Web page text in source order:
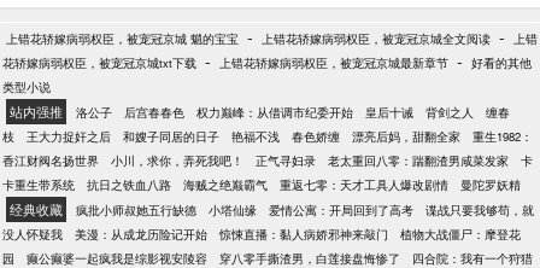
上错花轿嫁病弱权臣，被宠冠京城 魈的宝宝 - 上错花轿嫁病弱权臣，被宠冠京城全文阅读 - 上错
花轿嫁病弱权臣，被宠冠京城txt下载 - 上错花轿嫁病弱权臣，被宠冠京城最新章节 - 好看的其他
类型小说
站内强推 洛公子 后宫春春色 权力巅峰：从借调市纪委开始 皇后十诫 背剑之人
缠春
枝
王大力捉奸之后 和嫂子同居的日子 艳福不浅 春色娇缠 漂亮后妈，甜翻全家
重生1982：
香江财阀名扬世界
小川，求你，弄死我吧！ 正气寻妇录 老太重回八零：踹翻渣男咸菜发家
卡
卡重生带系统
抗日之铁血八路 海贼之绝巅霸气 重返七零：天才工具人爆改剧情 曼陀罗妖精
经典收藏 疯批小师叔她五行缺德 小塔仙缘 爱情公寓：开局回到了高考
谍战只要我够苟，就
没人怀疑我
美漫：从成龙历险记开始 惊悚直播：黏人病娇邪神来敲门
植物大战僵尸：摩登花
园
癫公癫婆一起疯我是综影视安陵容 穿八零手撕渣男，白莲接盘悔惨了
四合院：我有一个狩猎